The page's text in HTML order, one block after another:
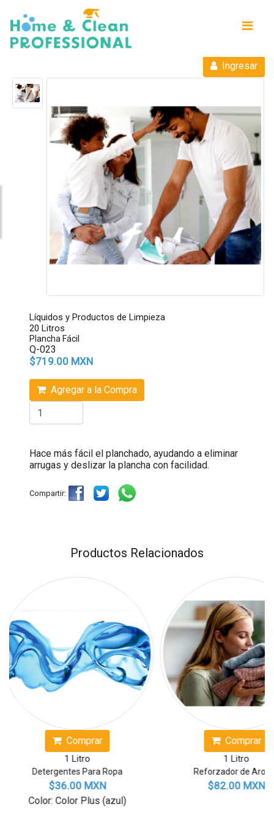
Ingresar
Líquidos y Productos de Limpieza
20 Litros
Plancha Fácil
Q-023
$719.00 MXN
Agregar a la Compra
Hace más fácil el planchado, ayudando a eliminar
arrugas y deslizar la plancha con facilidad.
Compartir:
Productos Relacionados
Para Ropa
Plus (azul)
Reforzador de Aroma